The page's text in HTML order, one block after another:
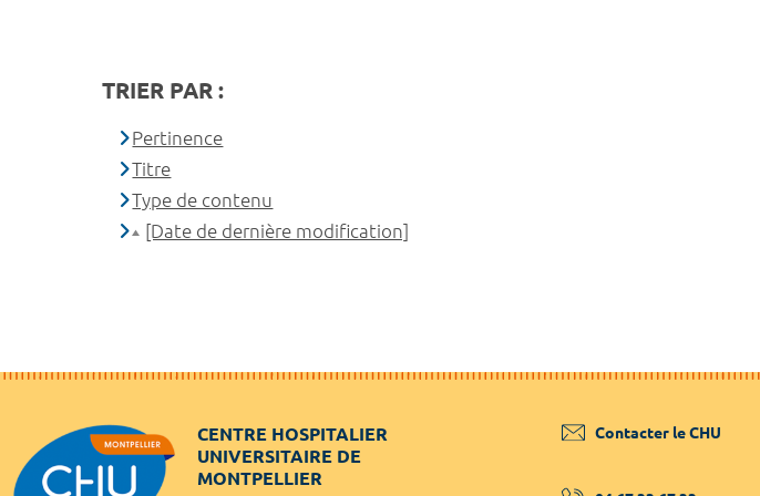
TRIER PAR :
Pertinence
Titre
Type de contenu
[Date de dernière modification]
CENTRE HOSPITALIER
UNIVERSITAIRE DE
MONTPELLIER
Contacter le CHU